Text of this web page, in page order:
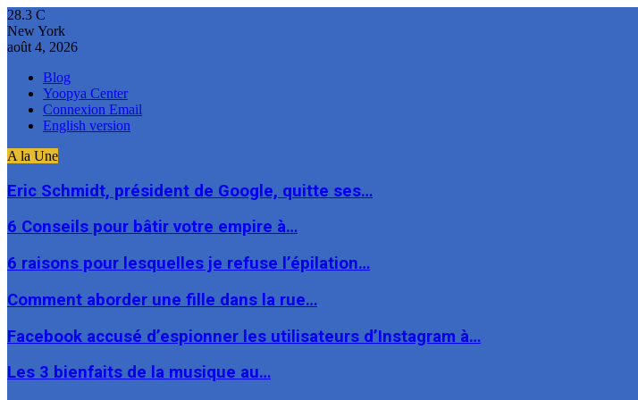
28.3 C
New York
août 4, 2026
Blog
Yoopya Center
Connexion Email
English version
A la Une
Eric Schmidt, président de Google, quitte ses…
6 Conseils pour bâtir votre empire à…
6 raisons pour lesquelles je refuse l’épilation…
Comment aborder une fille dans la rue…
Facebook accusé d’espionner les utilisateurs d’Instagram à…
Les 3 bienfaits de la musique au…